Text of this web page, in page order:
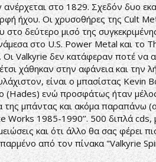
στο 1829. Σχεδόν δυο
ήχου. Οι χρυσοθήρες της Cult
δεύτερο μισό της
στο U.S. Power Metal και το
Οι Valkyrie δεν κατάφεραν ποτέ να
χάθηκαν στην αφάνεια και την
είναι ο μπασίστας Kevin
(Hades) ενώ προσφάτως ήταν
της μπάντας και ακόμα παραπάνω
Works 1985-1990’’. 500 διπλά cds,
και ότι άλλο θα σας φέρει
από τον πίνακα "Valkyrie